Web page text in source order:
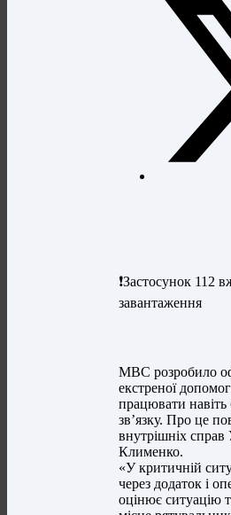
❗️Застосунок 112
завантаження
МВС розробило
екстреної
працювати навіть
зв’язку. Про це
внутрішніх справ
Клименко.
«У критичній
через додаток і
оцінює ситуацію